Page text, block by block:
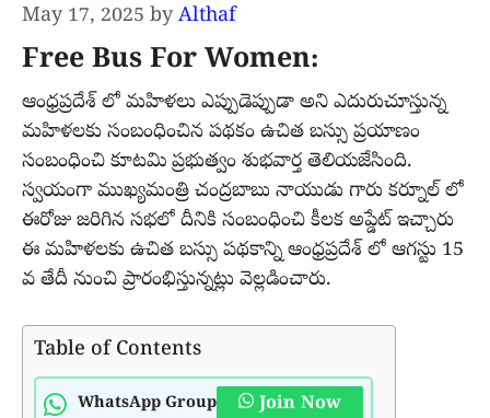
May 17, 2025 by Althaf
Free Bus For Women:
ఆంధ్రప్రదేశ్ లో మహిళలు ఎప్పుడెప్పుడా అని ఎదురుచూస్తున్న
మహిళలకు సంబంధించిన పథకం ఉచిత బస్సు ప్రయాణం
సంబంధించి కూటమి ప్రభుత్వం శుభవార్త తెలియజేసింది.
స్వయంగా ముఖ్యమంత్రి చంద్రబాబు నాయుడు గారు కర్నూల్ లో
ఈరోజు జరిగిన సభలో దీనికి సంబంధించి కీలక అప్డేట్ ఇచ్చారు
ఈ మహిళలకు ఉచిత బస్సు పథకాన్ని ఆంధ్రప్రదేశ్ లో ఆగస్టు 15
వ తేదీ నుంచి ప్రారంభిస్తున్నట్లు వెల్లడించారు.
Table of Contents
WhatsApp Group Join Now